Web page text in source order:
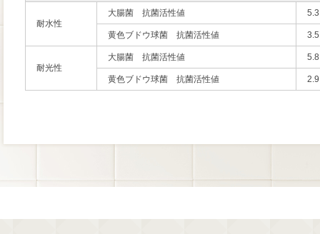
耐水性
大腸菌 抗菌活性値 5.3
黄色ブドウ球菌 抗菌活性値 3.5
耐光性
大腸菌 抗菌活性値 5.8
黄色ブドウ球菌 抗菌活性値 2.9